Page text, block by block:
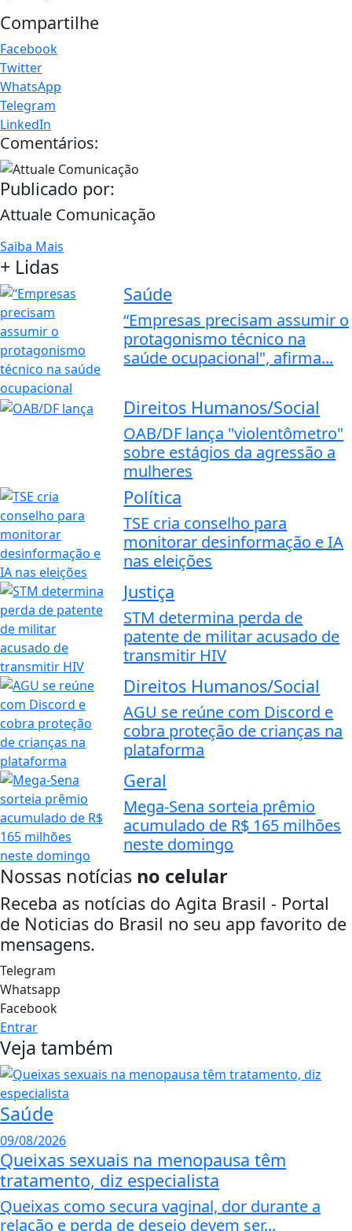
Compartilhe
Facebook
Twitter
WhatsApp
Telegram
LinkedIn
Comentários:
Publicado por:
Attuale Comunicação
Saiba Mais
+ Lidas
Saúde
“Empresas precisam assumir o
protagonismo técnico na
saúde ocupacional", afirma...
Direitos Humanos/Social
OAB/DF lança "violentômetro"
sobre estágios da agressão a
mulheres
Política
TSE cria conselho para
monitorar desinformação e IA
nas eleições
Justiça
STM determina perda de
patente de militar acusado de
transmitir HIV
Direitos Humanos/Social
AGU se reúne com Discord e
cobra proteção de crianças na
plataforma
Geral
Mega-Sena sorteia prêmio
acumulado de R$ 165 milhões
neste domingo
Nossas notícias no celular
Receba as notícias do Agita Brasil - Portal
de Noticias do Brasil no seu app favorito de
mensagens.
Telegram
Whatsapp
Facebook
Entrar
Veja também
Saúde
09/08/2026
Queixas sexuais na menopausa têm
tratamento, diz especialista
Queixas como secura vaginal, dor durante a
relação e perda de desejo devem ser...